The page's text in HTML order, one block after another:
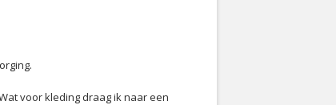
voor kleding draag ik naar een